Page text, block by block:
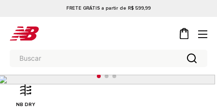
FRETE GRÁTIS a partir de R$ 599,99
NB DRY